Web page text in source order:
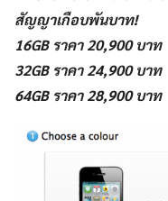
Search
สัญญาเกือบพันบาท!
16GB ราคา 20,900 บาท
32GB ราคา 24,900 บาท
64GB ราคา 28,900 บาท